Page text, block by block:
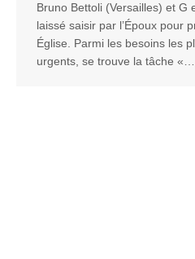
Bruno Bettoli (Versailles) et G
laissé saisir par l’Époux pour
Église. Parmi les besoins les
urgents, se trouve la tâche «…